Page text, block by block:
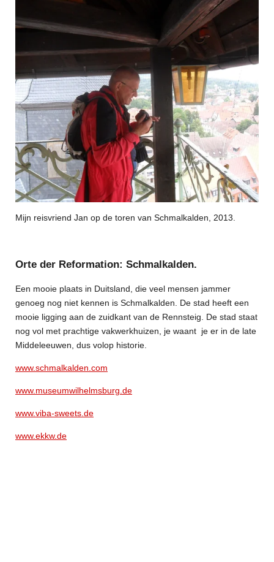
Mijn reisvriend Jan op de toren van Schmalkalden, 2013.
Orte der Reformation: Schmalkalden.
Een mooie plaats in Duitsland, die veel mensen jammer
genoeg nog niet kennen is Schmalkalden. De stad heeft een
mooie ligging aan de zuidkant van de Rennsteig. De stad staat
nog vol met prachtige vakwerkhuizen, je waant je er in de late
Middeleeuwen, dus volop historie.
www.schmalkalden.com
www.museumwilhelmsburg.de
www.viba-sweets.de
www.ekkw.de